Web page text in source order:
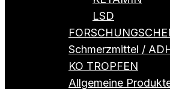
LSD
Schmerzmittel /
KO TROPFEN
Allgemeine